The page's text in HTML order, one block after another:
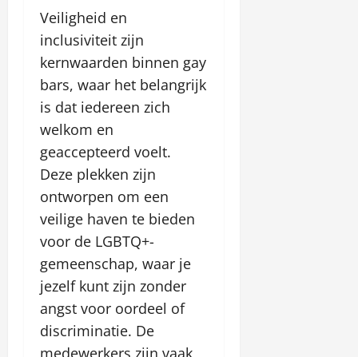
Veiligheid en
inclusiviteit zijn
kernwaarden binnen gay
bars, waar het belangrijk
is dat iedereen zich
welkom en
geaccepteerd voelt.
Deze plekken zijn
ontworpen om een
veilige haven te bieden
voor de LGBTQ+-
gemeenschap, waar je
jezelf kunt zijn zonder
angst voor oordeel of
discriminatie. De
medewerkers zijn vaak